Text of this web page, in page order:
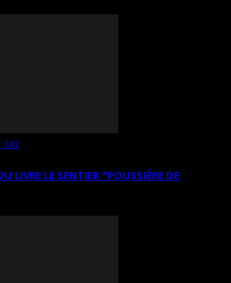
LIVRE LE SENTIER *POUSSIÈRE DE